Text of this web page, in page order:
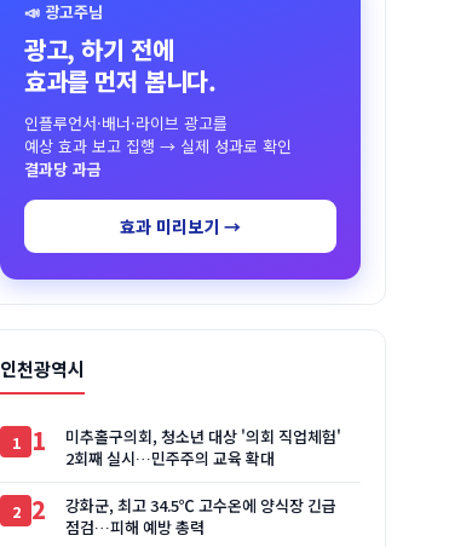
📣 광고주님
광고, 하기 전에
효과를 먼저 봅니다.
인플루언서·배너·라이브 광고를
예상 효과 보고 집행 → 실제 성과로 확인
결과당 과금
효과 미리보기 →
인천광역시
1
미추홀구의회, 청소년 대상 '의회 직업체험'
2회째 실시…민주주의 교육 확대
2
강화군, 최고 34.5℃ 고수온에 양식장 긴급
점검…피해 예방 총력